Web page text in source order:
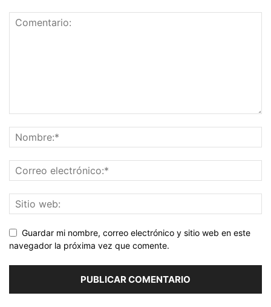
Guardar mi nombre, correo electrónico y sitio web en este
navegador la próxima vez que comente.